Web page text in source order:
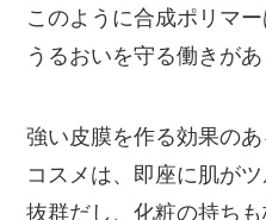
このように合成ポリマ
うるおいを守る働きがあ
強い皮膜を作る効果の
コスメは、即座に肌が
抜群だし、化粧の持ち